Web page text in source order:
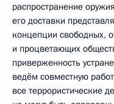
распространение
его доставки
концепции свободных,
и процветающих
приверженность
ведём совместную
все террористические